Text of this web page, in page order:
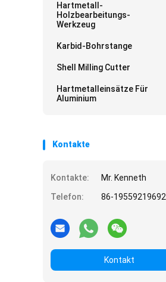
Hartmetall-
Holzbearbeitungs-
Werkzeug
Karbid-Bohrstange
Shell Milling Cutter
Hartmetalleinsätze Für
Aluminium
Kontakte
Kontakte:
Mr. Kenneth
Telefon:
86-19559219692
Kontakt